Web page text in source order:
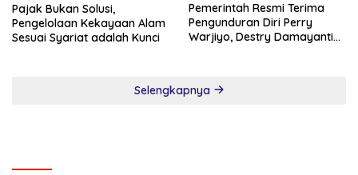
Pajak Bukan Solusi,
Pengelolaan Kekayaan Alam
Sesuai Syariat adalah Kunci
Pemerintah Resmi Terima
Pengunduran Diri Perry
Warjiyo, Destry Damayanti
Selengkapnya